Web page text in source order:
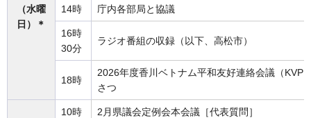
（水曜
日）＊
14時 庁内各部局と協議
16時
30分
ラジオ番組の収録（以下、高松市）
18時
2026年度香川ベトナム平和友好連絡会議（
さつ
10時 2月県議会定例会本会議［代表質問］